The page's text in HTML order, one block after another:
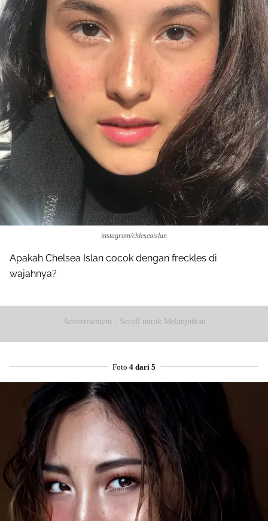
instagram/chleseaislan
Apakah Chelsea Islan cocok dengan freckles di
wajahnya?
Advertisement - Scroll untuk Melanjutkan
Foto 4 dari 5